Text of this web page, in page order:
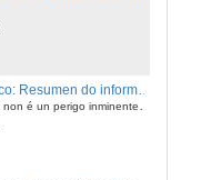
O cambio climático non é un perigo inminente, é unha realidade, un fenómeno que xa estamos sufrindo e as súas consecuencias serán evidentes de xeito c